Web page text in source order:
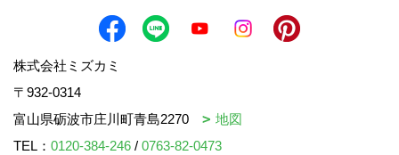
株式会社ミズカミ
〒932-0314
富山県砺波市庄川町青島2270
地図
TEL： 0120-384-246 / 0763-82-0473